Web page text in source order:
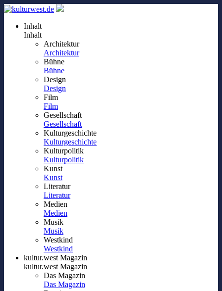
Inhalt
Inhalt
Architektur
Architektur
Bühne
Bühne
Design
Design
Film
Film
Gesellschaft
Gesellschaft
Kulturgeschichte
Kulturgeschichte
Kulturpolitik
Kulturpolitik
Kunst
Kunst
Literatur
Literatur
Medien
Medien
Musik
Musik
Westkind
Westkind
kultur.west Magazin
kultur.west Magazin
Das Magazin
Das Magazin